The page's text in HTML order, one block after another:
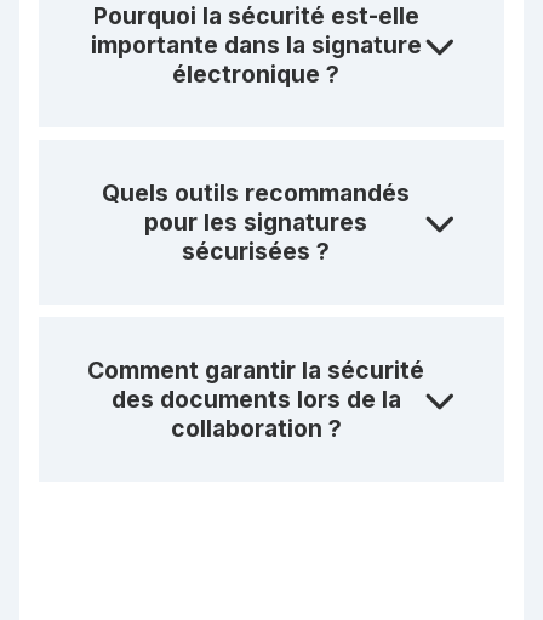
Pourquoi la sécurité est-elle
importante dans la signature
électronique ?
Quels outils recommandés
pour les signatures
sécurisées ?
Comment garantir la sécurité
des documents lors de la
collaboration ?